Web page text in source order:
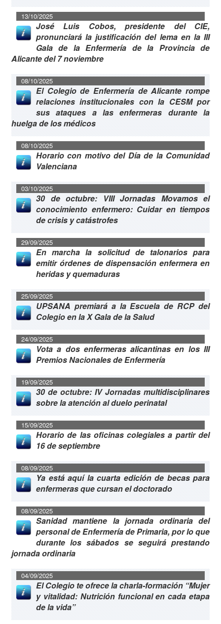
13/10/2025
José Luis Cobos, presidente del CIE,
pronunciará la justificación del lema en la III
Gala de la Enfermería de la Provincia de
Alicante del 7 noviembre
08/10/2025
El Colegio de Enfermería de Alicante rompe
relaciones institucionales con la CESM por
sus ataques a las enfermeras durante la
huelga de los médicos
08/10/2025
Horario con motivo del Día de la Comunidad
Valenciana
03/10/2025
30 de octubre: VIII Jornadas Movamos el
conocimiento enfermero: Cuidar en tiempos
de crisis y catástrofes
29/09/2025
En marcha la solicitud de talonarios para
emitir órdenes de dispensación enfermera en
heridas y quemaduras
25/09/2025
UPSANA premiará a la Escuela de RCP del
Colegio en la X Gala de la Salud
24/09/2025
Vota a dos enfermeras alicantinas en los III
Premios Nacionales de Enfermería
19/09/2025
30 de octubre: IV Jornadas multidisciplinares
sobre la atención al duelo perinatal
15/09/2025
Horario de las oficinas colegiales a partir del
16 de septiembre
08/09/2025
Ya está aquí la cuarta edición de becas para
enfermeras que cursan el doctorado
08/09/2025
Sanidad mantiene la jornada ordinaria del
personal de Enfermería de Primaria, por lo que
durante los sábados se seguirá prestando
jornada ordinaria
04/09/2025
El Colegio te ofrece la charla-formación “Mujer
y vitalidad: Nutrición funcional en cada etapa
de la vida”